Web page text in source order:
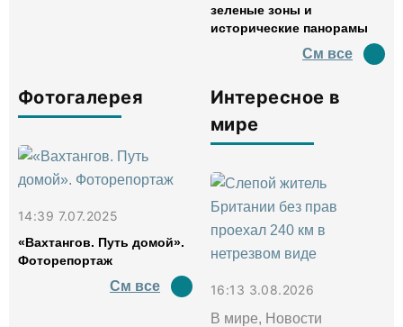
зеленые зоны и
исторические панорамы
См все
Фотогалерея
14:39 7.07.2025
«Вахтангов. Путь домой».
Фоторепортаж
См все
Интересное в
мире
16:13 3.08.2026
В мире, Новости